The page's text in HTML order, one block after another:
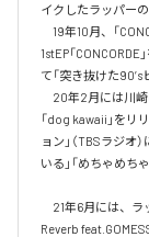
イクしたラッパー
19年10月、「
1stEP「
て「突き抜けた90’s
20年2月には川崎
「dog kawaii」をリ
ョン」（TBSラジオ
いる」「めちゃめち
21年6月には、ラ
Reverb